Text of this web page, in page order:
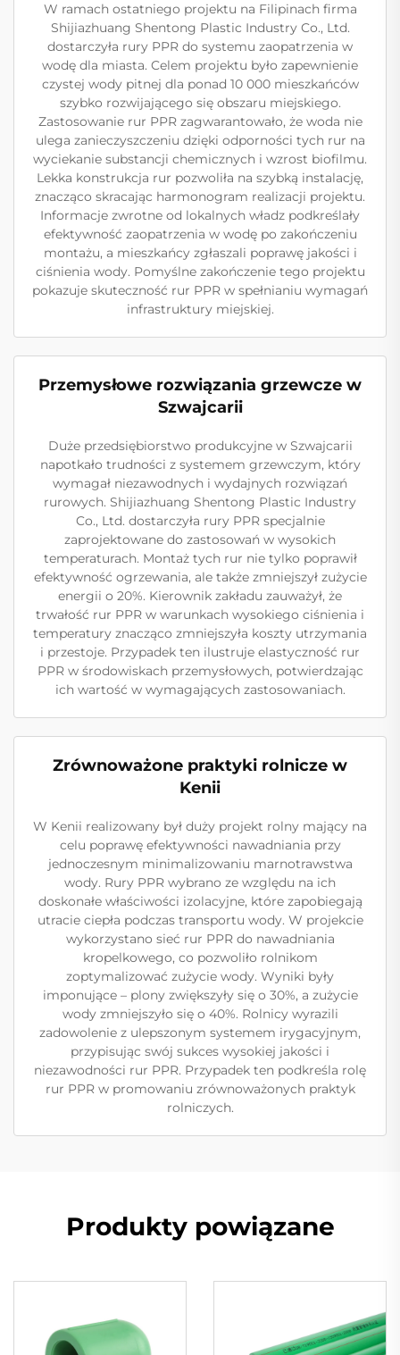
W ramach ostatniego projektu na Filipinach firma
Shijiazhuang Shentong Plastic Industry Co., Ltd.
dostarczyła rury PPR do systemu zaopatrzenia w
wodę dla miasta. Celem projektu było zapewnienie
czystej wody pitnej dla ponad 10 000 mieszkańców
szybko rozwijającego się obszaru miejskiego.
Zastosowanie rur PPR zagwarantowało, że woda nie
ulega zanieczyszczeniu dzięki odporności tych rur na
wyciekanie substancji chemicznych i wzrost biofilmu.
Lekka konstrukcja rur pozwoliła na szybką instalację,
znacząco skracając harmonogram realizacji projektu.
Informacje zwrotne od lokalnych władz podkreślały
efektywność zaopatrzenia w wodę po zakończeniu
montażu, a mieszkańcy zgłaszali poprawę jakości i
ciśnienia wody. Pomyślne zakończenie tego projektu
pokazuje skuteczność rur PPR w spełnianiu wymagań
infrastruktury miejskiej.
Przemysłowe rozwiązania grzewcze w
Szwajcarii
Duże przedsiębiorstwo produkcyjne w Szwajcarii
napotkało trudności z systemem grzewczym, który
wymagał niezawodnych i wydajnych rozwiązań
rurowych. Shijiazhuang Shentong Plastic Industry
Co., Ltd. dostarczyła rury PPR specjalnie
zaprojektowane do zastosowań w wysokich
temperaturach. Montaż tych rur nie tylko poprawił
efektywność ogrzewania, ale także zmniejszył zużycie
energii o 20%. Kierownik zakładu zauważył, że
trwałość rur PPR w warunkach wysokiego ciśnienia i
temperatury znacząco zmniejszyła koszty utrzymania
i przestoje. Przypadek ten ilustruje elastyczność rur
PPR w środowiskach przemysłowych, potwierdzając
ich wartość w wymagających zastosowaniach.
Zrównoważone praktyki rolnicze w
Kenii
W Kenii realizowany był duży projekt rolny mający na
celu poprawę efektywności nawadniania przy
jednoczesnym minimalizowaniu marnotrawstwa
wody. Rury PPR wybrano ze względu na ich
doskonałe właściwości izolacyjne, które zapobiegają
utracie ciepła podczas transportu wody. W projekcie
wykorzystano sieć rur PPR do nawadniania
kropelkowego, co pozwoliło rolnikom
zoptymalizować zużycie wody. Wyniki były
imponujące – plony zwiększyły się o 30%, a zużycie
wody zmniejszyło się o 40%. Rolnicy wyrazili
zadowolenie z ulepszonym systemem irygacyjnym,
przypisując swój sukces wysokiej jakości i
niezawodności rur PPR. Przypadek ten podkreśla rolę
rur PPR w promowaniu zrównoważonych praktyk
rolniczych.
Produkty powiązane